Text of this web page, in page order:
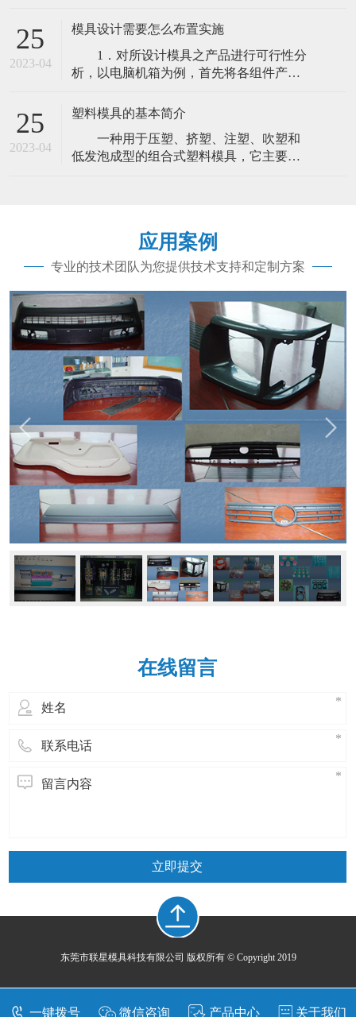
该产品的处理流程、组织结构、功能特性
近，但又不完全一样的产品。逆向工程源
于商业及军事领域中的硬件分析。其主要
情况下，直接
25
2023-04
模具设计需要怎么布置实施
1．对所设计模具之产品进行可行性分
析，以电脑机箱为例，首先将各组件产品
作中所说的套图，确保在模具设计之前各
组件在整个机箱中的重要性，以确定重点
尺寸，这样在模具设计中很有好处的，具
25
2023-04
塑料模具的基本简介
一种用于压塑、挤塑、注塑、吹塑和
低发泡成型的组合式塑料模具，它主要包
型芯的凸模。模具凸、凹模及辅助成型系
统的协调变化。可加工不同形状、不同尺
应用案例
专业的技术团队为您提供技术支持和定制方案
在线留言
立即提交
东莞市联星模具科技有限公司 版权所有 © Copyright 2019
一键拨号 微信咨询 产品中心 关于我们